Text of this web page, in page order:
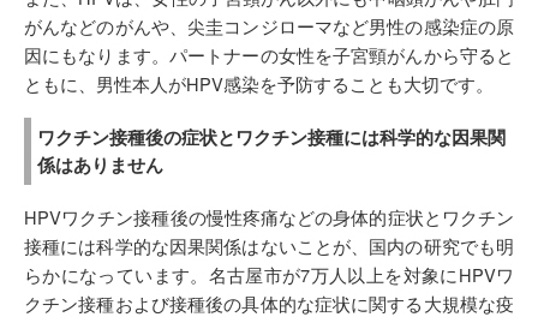
がんなどのがんや、尖圭コンジローマなど男性の感染症の原
因にもなります。パートナーの女性を子宮頸がんから守ると
ともに、男性本人がHPV感染を予防することも大切です。
ワクチン接種後の症状とワクチン接種には科学的な因果関
係はありません
HPVワクチン接種後の慢性疼痛などの身体的症状とワクチン
接種には科学的な因果関係はないことが、国内の研究でも明
らかになっています。名古屋市が7万人以上を対象にHPVワ
クチン接種および接種後の具体的な症状に関する大規模な疫